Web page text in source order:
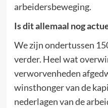
arbeidersbeweging.
Is dit allemaal nog
We zijn ondertussen
verder. Heel wat
verworvenheden
winsthonger van de
nederlagen van de